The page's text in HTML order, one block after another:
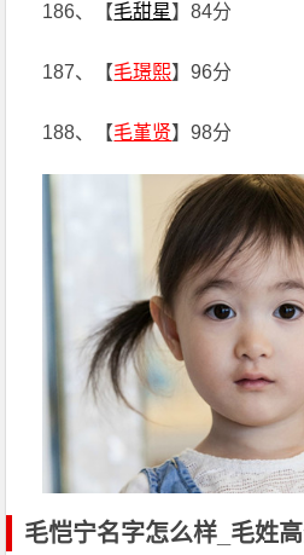
186、【毛甜星】84分
187、【毛璟熙】96分
188、【毛堇贤】98分
毛恺宁名字怎么样_毛姓